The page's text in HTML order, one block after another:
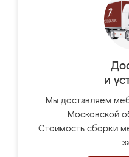
и
Мы доставляем
Московской
Стоимость сборки